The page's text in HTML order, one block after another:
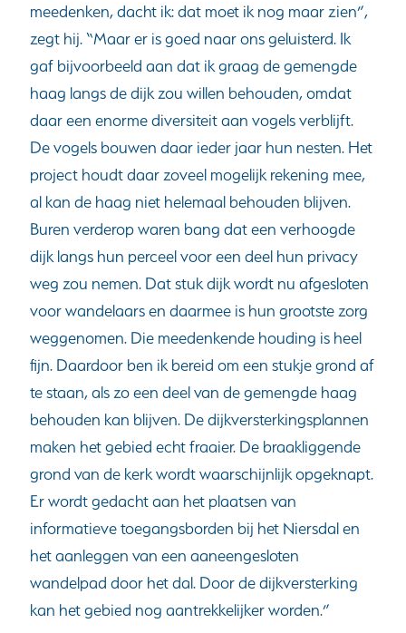
meedenken, dacht ik: dat moet ik nog maar zien”,
zegt hij. “Maar er is goed naar ons geluisterd. Ik
gaf bijvoorbeeld aan dat ik graag de gemengde
haag langs de dijk zou willen behouden, omdat
daar een enorme diversiteit aan vogels verblijft.
De vogels bouwen daar ieder jaar hun nesten. Het
project houdt daar zoveel mogelijk rekening mee,
al kan de haag niet helemaal behouden blijven.
Buren verderop waren bang dat een verhoogde
dijk langs hun perceel voor een deel hun privacy
weg zou nemen. Dat stuk dijk wordt nu afgesloten
voor wandelaars en daarmee is hun grootste zorg
weggenomen. Die meedenkende houding is heel
fijn. Daardoor ben ik bereid om een stukje grond af
te staan, als zo een deel van de gemengde haag
behouden kan blijven. De dijkversterkingsplannen
maken het gebied echt fraaier. De braakliggende
grond van de kerk wordt waarschijnlijk opgeknapt.
Er wordt gedacht aan het plaatsen van
informatieve toegangsborden bij het Niersdal en
het aanleggen van een aaneengesloten
wandelpad door het dal. Door de dijkversterking
kan het gebied nog aantrekkelijker worden.”